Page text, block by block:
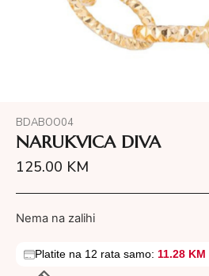
BDABOO04
NARUKVICA DIVA
125.00 KM
Nema na zalihi
Platite na 12 rata samo: 11.28 KM